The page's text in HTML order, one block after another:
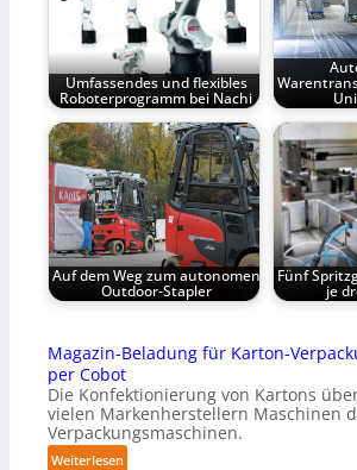
Umfassendes und flexibles
Roboterprogramm bei Nachi
Auf dem Weg zum autonomen
Outdoor-Stapler
Fünf
je
Magazin-Beladung für Karton-
per Cobot
Die Konfektionierung von Kartons
vielen Markenherstellern Maschinen
Verpackungsmaschinen.
Weiterlesen: